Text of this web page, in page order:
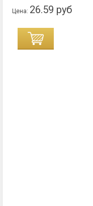
Цена: 26.59 руб